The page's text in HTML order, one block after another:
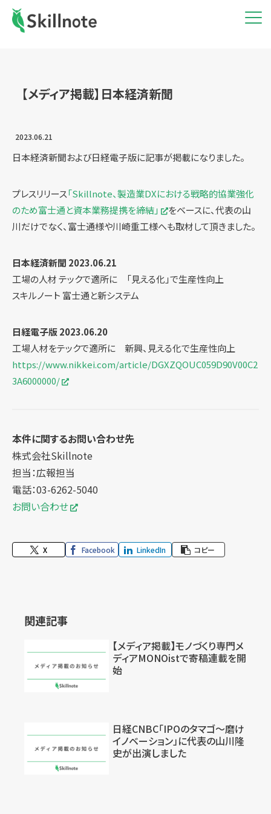
【メディア掲載】日本経済新聞
2023.06.21
日本経済新聞および日経電子版に記事が掲載になりました。
プレスリリース「Skillnote、製造業DXにおける戦略的協業強化
のため富士通と資本業務提携を締結」
をベースに、代表の山
川だけでなく、富士通様や川崎重工様へも取材して頂きました。
日本経済新聞 2023.06.21
工場の人材 テックで適所に 「見える化」で生産性向上
スキルノート 富士通と新システム
日経電子版 2023.06.20
工場人材をテックで適所に 新興、見える化で生産性向上
https://www.nikkei.com/article/DGXZQOUC059D90V00C2
3A6000000/
本件に関するお問い合わせ先
株式会社Skillnote
担当：広報担当
電話：03-6262-5040
お問い合わせ
X Facebook LinkedIn コピー
関連記事
【メディア掲載】モノづくり専門メ
ディアMONOistで寄稿連載を開
始
日経CNBC「IPOのタマゴ〜磨け
イノベーション」に代表の山川隆
史が出演しました